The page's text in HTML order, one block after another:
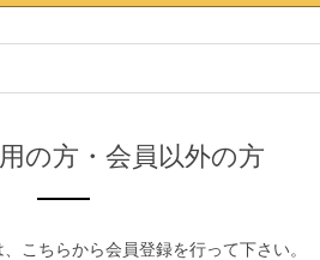
の方・会員以外の方
こちらから会員登録を行って下さい。